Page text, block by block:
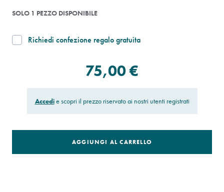
SOLO 1 PEZZO DISPONIBILE
Richiedi confezione regalo gratuita
75,00 €
Accedie scopri il prezzo riservato ai nostri utenti registrati
AGGIUNGI AL CARRELLO